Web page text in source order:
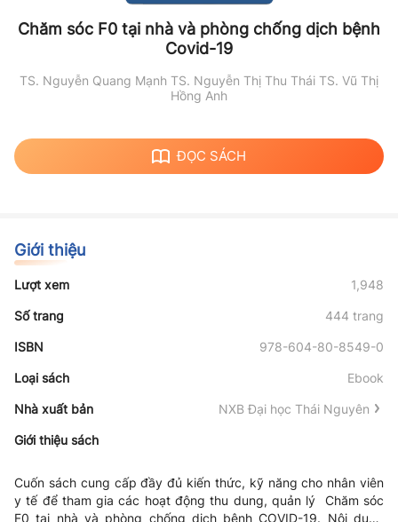
Chăm sóc F0 tại nhà và phòng chống dịch bệnh
Covid-19
TS. Nguyễn Quang Mạnh TS. Nguyễn Thị Thu Thái TS. Vũ Thị
Hồng Anh
ĐỌC SÁCH
Giới thiệu
Lượt xem 1,948
Số trang 444 trang
ISBN 978-604-80-8549-0
Loại sách Ebook
Nhà xuất bản NXB Đại học Thái Nguyên
Giới thiệu sách
Cuốn sách cung cấp đầy đủ kiến thức, kỹ năng cho nhân viên
y tế để tham gia các hoạt động thu dung, quản lý Chăm sóc
F0 tại nhà và phòng chống dịch bệnh COVID-19. Nội dung